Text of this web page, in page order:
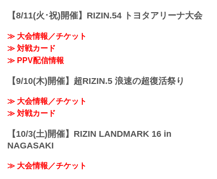
【8/11(火･祝)開催】RIZIN.54 トヨタアリーナ大会
≫ 大会情報／チケット
≫ 対戦カード
≫ PPV配信情報
【9/10(木)開催】超RIZIN.5 浪速の超復活祭り
≫ 大会情報／チケット
≫ 対戦カード
【10/3(土)開催】RIZIN LANDMARK 16 in
NAGASAKI
≫ 大会情報／チケット